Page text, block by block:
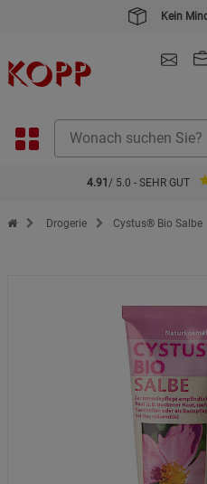
Kein
4.91 / 5.0 - SEHR GUT
Zur Startseite des Kopp Verlag Online-
Drogerie Cystus® Bio Salbe